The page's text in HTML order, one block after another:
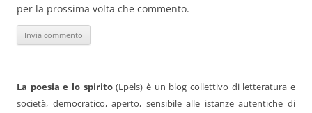
per la prossima volta che commento.
La poesia e lo spirito(Lpels) è un blog collettivo di letteratura e
società, democratico, aperto, sensibile alle istanze autentiche di